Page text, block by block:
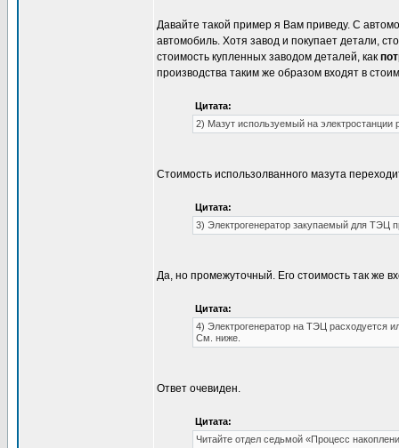
Давайте такой пример я Вам приведу. С
автомобиль. Хотя завод и покупает детали,
стоимость купленных заводом деталей, как
производства таким же образом входят в
Цитата:
2) Мазут используемый на электростанции
Cтоимость использолванного мазута
Цитата:
3) Электрогенератор закупаемый для ТЭЦ
Да, но промежуточный. Его стоимость так же
Цитата:
4) Электрогенератор на ТЭЦ расходуется
См. ниже.
Ответ очевиден.
Цитата:
Читайте отдел седьмой «Процесс